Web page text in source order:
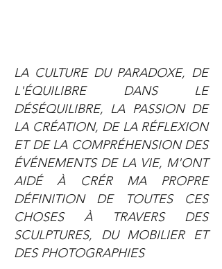
LA CULTURE DU PARADOXE, DE
L'ÉQUILIBRE DANS LE
DÉSÉQUILIBRE, LA PASSION DE
LA CRÉATION, DE LA RÉFLEXION
ET DE LA COMPRÉHENSION DES
ÉVÉNEMENTS DE LA VIE, M'ONT
AIDÉ À CRÉR MA PROPRE
DÉFINITION DE TOUTES CES
CHOSES À TRAVERS DES
SCULPTURES, DU MOBILIER ET
DES PHOTOGRAPHIES